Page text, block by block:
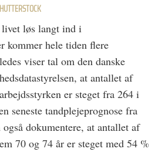
løs langt ind i
kommer hele tiden flere
viser tal om den danske
at antallet af
er steget fra 264 i
seneste tandplejeprognose fra
dokumentere, at antallet af
70 og 74 år er steget med 54 %